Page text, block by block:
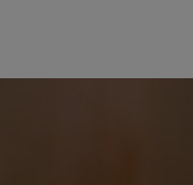
lui Călin Georgescu și
biodiversitate 2026-2030,